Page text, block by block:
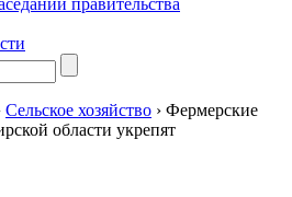
правительства
Сельское хозяйство › Фермерские
области укрепят